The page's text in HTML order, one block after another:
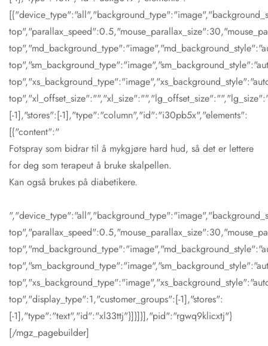
[-1],"stores":[-1],"type":"column","id":"i30pb5x","elements":
[{"content":"
Fotspray som bidrar til å mykgjøre hard hud, så det er lettere
for deg som terapeut å bruke skalpellen.
Kan også brukes på diabetikere.
top","display_type":1,"customer_groups":[-1],"stores":
[-1],"type":"text","id":"xl33ttj"}]}]}],"pid":"rgwq9klicxtj"}
[/mgz_pagebuilder]